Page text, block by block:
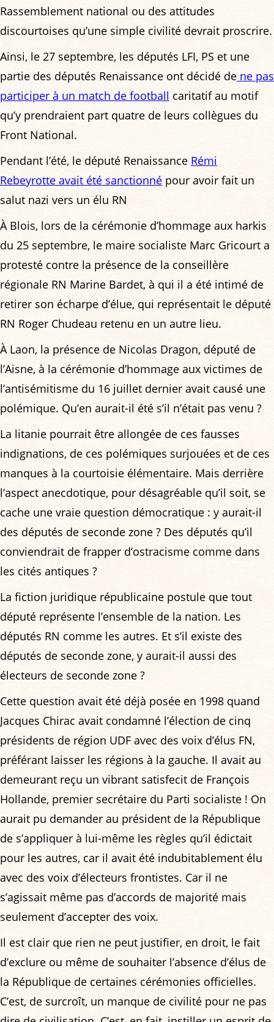
Rassemblement national ou des attitudes
discourtoises qu’une simple civilité devrait proscrire.
Ainsi, le 27 septembre, les députés LFI, PS et une
partie des députés Renaissance ont décidé de ne pas
participer à un match de football caritatif au motif
qu’y prendraient part quatre de leurs collègues du
Front National.
Pendant l’été, le député Renaissance Rémi
Rebeyrotte avait été sanctionné pour avoir fait un
salut nazi vers un élu RN
À Blois, lors de la cérémonie d’hommage aux harkis
du 25 septembre, le maire socialiste Marc Gricourt a
protesté contre la présence de la conseillère
régionale RN Marine Bardet, à qui il a été intimé de
retirer son écharpe d’élue, qui représentait le député
RN Roger Chudeau retenu en un autre lieu.
À Laon, la présence de Nicolas Dragon, député de
l’Aisne, à la cérémonie d’hommage aux victimes de
l’antisémitisme du 16 juillet dernier avait causé une
polémique. Qu’en aurait-il été s’il n’était pas venu ?
La litanie pourrait être allongée de ces fausses
indignations, de ces polémiques surjouées et de ces
manques à la courtoisie élémentaire. Mais derrière
l’aspect anecdotique, pour désagréable qu’il soit, se
cache une vraie question démocratique : y aurait-il
des députés de seconde zone ? Des députés qu’il
conviendrait de frapper d’ostracisme comme dans
les cités antiques ?
La fiction juridique républicaine postule que tout
député représente l’ensemble de la nation. Les
députés RN comme les autres. Et s’il existe des
députés de seconde zone, y aurait-il aussi des
électeurs de seconde zone ?
Cette question avait été déjà posée en 1998 quand
Jacques Chirac avait condamné l’élection de cinq
présidents de région UDF avec des voix d’élus FN,
préférant laisser les régions à la gauche. Il avait au
demeurant reçu un vibrant satisfecit de François
Hollande, premier secrétaire du Parti socialiste ! On
aurait pu demander au président de la République
de s’appliquer à lui-même les règles qu’il édictait
pour les autres, car il avait été indubitablement élu
avec des voix d’électeurs frontistes. Car il ne
s’agissait même pas d’accords de majorité mais
seulement d’accepter des voix.
Il est clair que rien ne peut justifier, en droit, le fait
d’exclure ou même de souhaiter l’absence d’élus de
la République de certaines cérémonies officielles.
C’est, de surcroît, un manque de civilité pour ne pas